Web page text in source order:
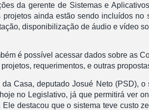
da gerente de Sistemas e
projetos ainda estão sendo incluídos
disponibilização de áudio e vídeo
é possível acessar dados sobre as
requerimentos, e outras
da Casa, deputado Josué Neto (PSD),
no Legislativo, já que permitirá ver
Ele destacou que o sistema teve custo